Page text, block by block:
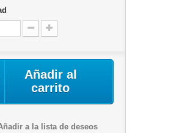
Añadir al
carrito
a la lista de deseos